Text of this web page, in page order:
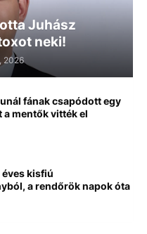
Juhász
neki!
2026
fának csapódott egy
a mentők vitték el
éves kisfiú
a rendőrök napok óta